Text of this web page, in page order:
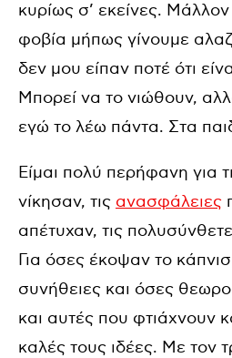
κυρίως σ’ εκείνες.
φοβία μήπως γίνουμε
δεν μου είπαν ποτέ ότι
Μπορεί να το νιώθουν,
εγώ το λέω πάντα. Στα
Είμαι πολύ περήφανη για
νίκησαν, τις ανασφάλειες
απέτυχαν, τις
Για όσες έκοψαν το
συνήθειες και όσες
και αυτές που φτιάχνουν
καλές τους ιδέες. Με τον